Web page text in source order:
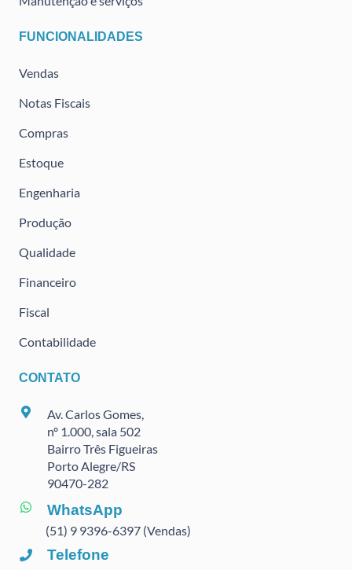
FUNCIONALIDADES
Vendas
Notas Fiscais
Compras
Estoque
Engenharia
Produção
Qualidade
Financeiro
Fiscal
Contabilidade
CONTATO
Av. Carlos Gomes,
nº 1.000, sala 502
Bairro Três Figueiras
Porto Alegre/RS
90470-282
WhatsApp
(51) 9 9396-6397 (Vendas)
Telefone